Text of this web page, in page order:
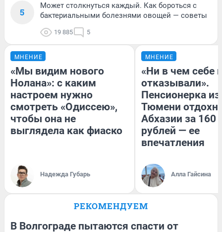
5
Может столкнуться каждый. Как бороться с
бактериальными болезнями овощей — советы
19 885 5
МНЕНИЕ
«Мы видим нового
Нолана»: с каким
настроем нужно
смотреть «Одиссею»,
чтобы она не
выглядела как фиаско
Надежда Губарь
МНЕНИЕ
«Ни в чем себе
отказывали».
Пенсионерка из
Тюмени
Абхазии за 160
рублей — ее
впечатления
Алла Гайсина
РЕКОМЕНДУЕМ
В Волгограде пытаются спасти от